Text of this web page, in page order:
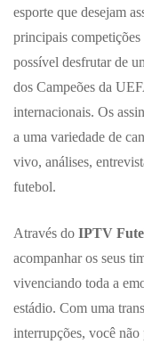
esporte que desejam
principais
possível desfrutar de
dos Campeões da
internacionais. Os
a uma variedade de
vivo, análises,
futebol.
Através do IPTV
acompanhar os seus
vivenciando toda a
estádio. Com uma
interrupções, você não